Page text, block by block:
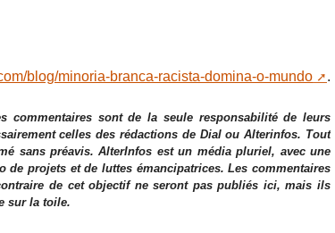
blog/minoria-branca-racista-domina-o-mundo .
commentaires sont de la seule responsabilité de leurs
celles des rédactions de Dial ou Alterinfos. Tout
sans préavis. AlterInfos est un média pluriel, avec une
de projets et de luttes émancipatrices. Les commentaires
de cet objectif ne seront pas publiés ici, mais ils
sur la toile.